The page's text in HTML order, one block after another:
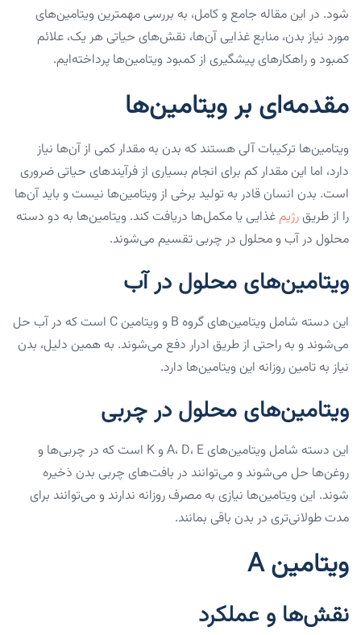
شود. در این مقاله جامع و کامل، به بررسی مهمترین ویتامین‌های
مورد نیاز بدن، منابع غذایی آن‌ها، نقش‌های حیاتی هر یک، علائم
کمبود و راهکارهای پیشگیری از کمبود ویتامین‌ها پرداخته‌ایم.
مقدمه‌ای بر ویتامین‌ها
ویتامین‌ها ترکیبات آلی هستند که بدن به مقدار کمی از آن‌ها نیاز
دارد، اما این مقدار کم برای انجام بسیاری از فرآیندهای حیاتی ضروری
است. بدن انسان قادر به تولید برخی از ویتامین‌ها نیست و باید آن‌ها
را از طریق رژیم غذایی یا مکمل‌ها دریافت کند. ویتامین‌ها به دو دسته
محلول در آب و محلول در چربی تقسیم می‌شوند.
ویتامین‌های محلول در آب
این دسته شامل ویتامین‌های گروه B و ویتامین C است که در آب حل
می‌شوند و به راحتی از طریق ادرار دفع می‌شوند. به همین دلیل، بدن
نیاز به تامین روزانه این ویتامین‌ها دارد.
ویتامین‌های محلول در چربی
این دسته شامل ویتامین‌های A، D، E و K است که در چربی‌ها و
روغن‌ها حل می‌شوند و می‌توانند در بافت‌های چربی بدن ذخیره
شوند. این ویتامین‌ها نیازی به مصرف روزانه ندارند و می‌توانند برای
مدت طولانی‌تری در بدن باقی بمانند.
ویتامین A
نقش‌ها و عملکرد